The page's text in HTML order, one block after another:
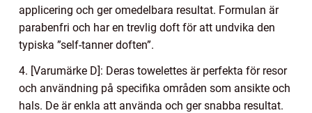
applicering och ger omedelbara resultat. Formulan är
parabenfri och har en trevlig doft för att undvika den
typiska ”self-tanner doften”.
4. [Varumärke D]: Deras towelettes är perfekta för resor
och användning på specifika områden som ansikte och
hals. De är enkla att använda och ger snabba resultat.